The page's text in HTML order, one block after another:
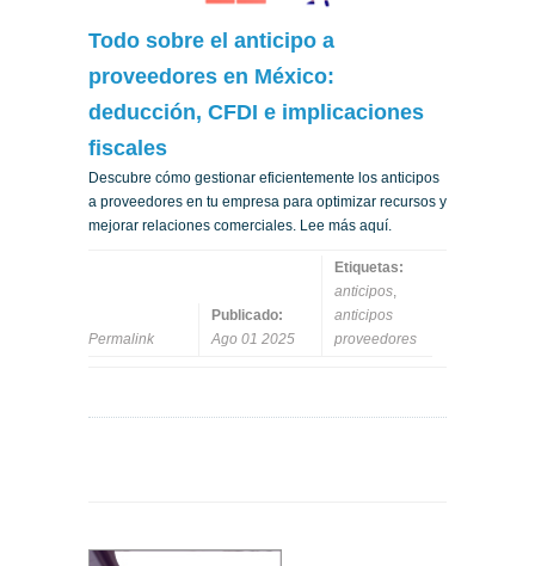
Todo sobre el anticipo a
proveedores en México:
deducción, CFDI e implicaciones
fiscales
Descubre cómo gestionar eficientemente los anticipos
a proveedores en tu empresa para optimizar recursos y
mejorar relaciones comerciales. Lee más aquí.
Permalink
Publicado:
Ago 01 2025
Etiquetas:
anticipos,
anticipos
proveedores